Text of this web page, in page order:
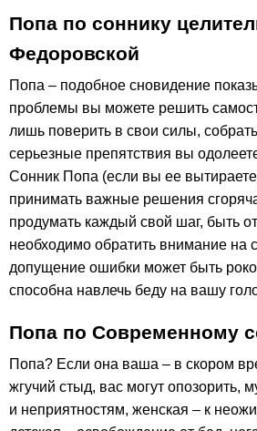
Попа по соннику
Федоровской
Попа – подобное сновидение
проблемы вы можете решить
лишь поверить в свои силы,
серьезные препятствия вы
Сонник Попа (если вы ее
принимать важные решения
продумать каждый свой шаг, быть
необходимо обратить внимание на
допущение ошибки может быть
способна навлечь беду на вашу
Попа по Современному
Попа? Если она ваша – в скором
жгучий стыд, вас могут опозорить,
и неприятностям, женская – к